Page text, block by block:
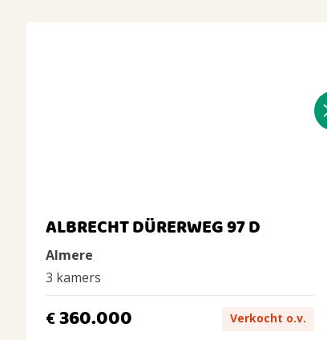
ALBRECHT DÜRERWEG 97 D
Almere
3 kamers
€360.000 Verkocht o.v.